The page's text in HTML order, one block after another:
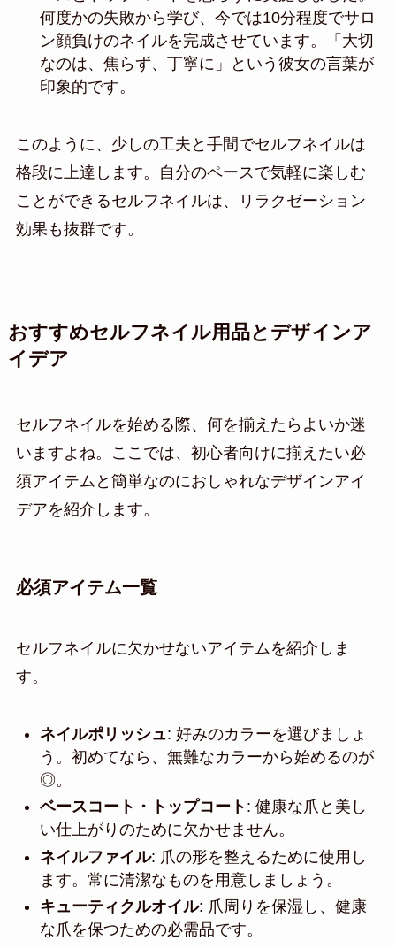
何度かの失敗から学び、今では10分程度でサロ
ン顔負けのネイルを完成させています。「大切
なのは、焦らず、丁寧に」という彼女の言葉が
印象的です。
このように、少しの工夫と手間でセルフネイルは
格段に上達します。自分のペースで気軽に楽しむ
ことができるセルフネイルは、リラクゼーション
効果も抜群です。
おすすめセルフネイル用品とデザインア
イデア
セルフネイルを始める際、何を揃えたらよいか迷
いますよね。ここでは、初心者向けに揃えたい必
須アイテムと簡単なのにおしゃれなデザインアイ
デアを紹介します。
必須アイテム一覧
セルフネイルに欠かせないアイテムを紹介しま
す。
ネイルポリッシュ: 好みのカラーを選びましょ
う。初めてなら、無難なカラーから始めるのが
◎。
ベースコート・トップコート : 健康な爪と美し
い仕上がりのために欠かせません。
ネイルファイル: 爪の形を整えるために使用し
ます。常に清潔なものを用意しましょう。
キューティクルオイル: 爪周りを保湿し、健康
な爪を保つための必需品です。